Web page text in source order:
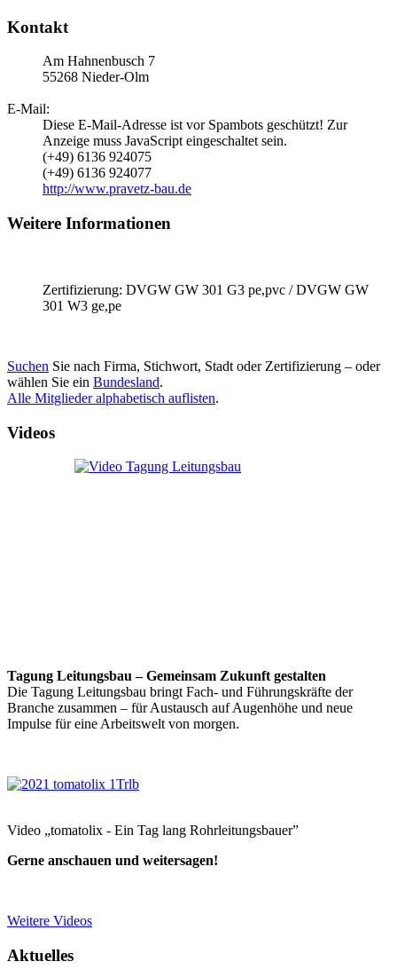
Kontakt
Am Hahnenbusch 7
55268 Nieder-Olm
E-Mail:
Diese E-Mail-Adresse ist vor Spambots geschützt! Zur
Anzeige muss JavaScript eingeschaltet sein.
(+49) 6136 924075
(+49) 6136 924077
http://www.pravetz-bau.de
Weitere Informationen
Zertifizierung: DVGW GW 301 G3 pe,pvc / DVGW GW
301 W3 ge,pe
Suchen Sie nach Firma, Stichwort, Stadt oder Zertifizierung – oder
wählen Sie ein Bundesland.
Alle Mitglieder alphabetisch auflisten.
Videos
Tagung Leitungsbau – Gemeinsam Zukunft gestalten
Die Tagung Leitungsbau bringt Fach- und Führungskräfte der
Branche zusammen – für Austausch auf Augenhöhe und neue
Impulse für eine Arbeitswelt von morgen.
Video „tomatolix - Ein Tag lang Rohrleitungsbauer”
Gerne anschauen und weitersagen!
Weitere Videos
Aktuelles